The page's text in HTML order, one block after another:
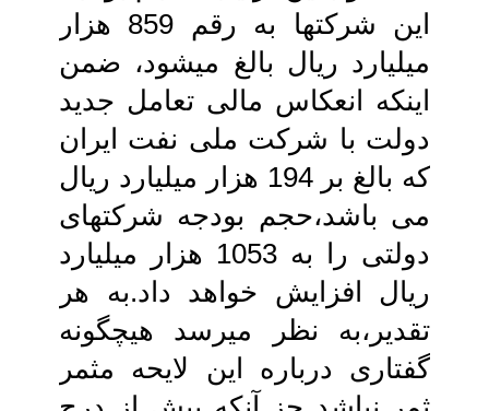
این شرکت‏ها به رقم 859 هزار
میلیارد ریال بالغ می‏شود، ضمن
اینکه انعکاس‏ مالی تعامل جدید
دولت با شرکت ملی نفت‏ ایران
که بالغ بر 194 هزار میلیارد ریال
می‏ باشد،حجم بودجه شرکت‏های
دولتی را به‏ 1053 هزار میلیارد
ریال افزایش خواهد داد.به‏ هر
تقدیر،به نظر می‏رسد هیچ‏گونه
گفتاری‏ درباره این لایحه مثمر